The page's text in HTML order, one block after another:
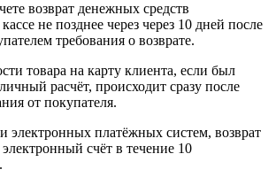
возврат денежных средств
не позднее через через 10 дней после
требования о возврате.
товара на карту клиента, если был
расчёт, происходит сразу после
от покупателя.
электронных платёжных систем, возврат
счёт в течение 10